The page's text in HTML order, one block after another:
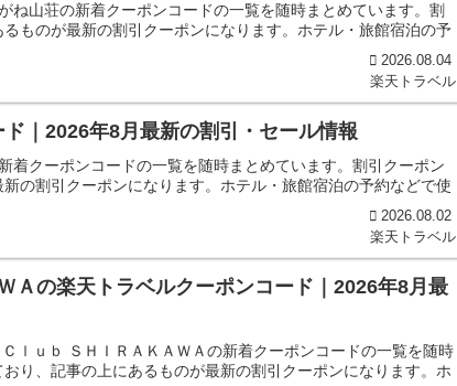
山荘の新着クーポンコードの一覧を随時まとめています。割
ものが最新の割引クーポンになります。ホテル・旅館宿泊の予
2026.08.04
楽天トラベル
｜2026年8月最新の割引・セール情報
クーポンコードの一覧を随時まとめています。割引クーポン
の割引クーポンになります。ホテル・旅館宿泊の予約などで使
2026.08.02
楽天トラベル
Ａの楽天トラベルクーポンコード｜2026年8月最
ｌｕｂ ＳＨＩＲＡＫＡＷＡの新着クーポンコードの一覧を随時
り、記事の上にあるものが最新の割引クーポンになります。ホ